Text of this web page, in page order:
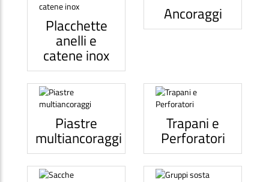
Placchette
anelli e
catene inox
Ancoraggi
Piastre
multiancoraggi
Trapani e
Perforatori